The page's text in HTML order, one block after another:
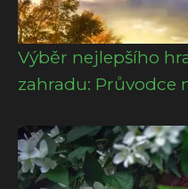
Výběr nejlepšího
zahradu: Průvodce